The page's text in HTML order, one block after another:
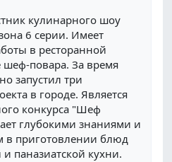
кулинарного шоу
6 серии. Имеет
в ресторанной
шеф-повара. За время
запустил три
в городе. Является
конкурса "Шеф
глубокими знаниями и
в приготовлении блюд
паназиатской кухни.